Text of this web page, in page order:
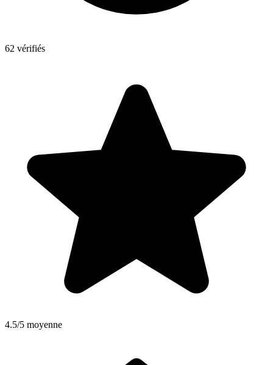
62 vérifiés
4.5/5 moyenne